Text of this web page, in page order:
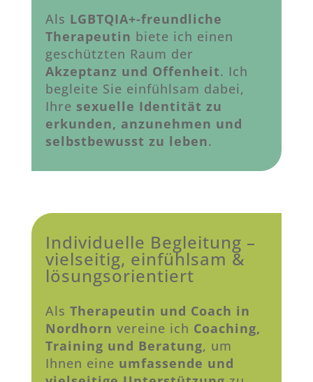
Als LGBTQIA+-freundliche
Therapeutin biete ich einen
geschützten Raum der
Akzeptanz und Offenheit. Ich
begleite Sie einfühlsam dabei,
Ihre sexuelle Identität zu
erkunden, anzunehmen und
selbstbewusst zu leben.
Individuelle Begleitung –
vielseitig, einfühlsam &
lösungsorientiert
Als Therapeutin und Coach in
Nordhorn vereine ich Coaching,
Training und Beratung, um
Ihnen eine umfassende und